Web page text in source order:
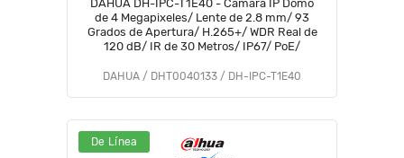
DAHUA DH-IPC-T1E40 - Camara IP Domo
de 4 Megapixeles/ Lente de 2.8 mm/ 93
Grados de Apertura/ H.265+/ WDR Real de
120 dB/ IR de 30 Metros/ IP67/ PoE/
DAHUA / DHT0040133 / DH-IPC-T1E40
De Línea